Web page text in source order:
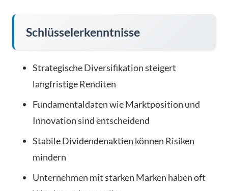
Schlüsselerkenntnisse
Strategische Diversifikation steigert
langfristige Renditen
Fundamentaldaten wie Marktposition und
Innovation sind entscheidend
Stabile Dividendenaktien können Risiken
mindern
Unternehmen mit starken Marken haben oft